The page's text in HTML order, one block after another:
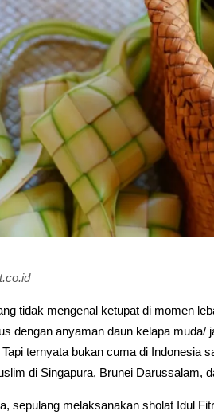
tidak mengenal ketupat di momen
dengan anyaman daun kelapa muda/
Tapi ternyata bukan cuma di Indonesia
di Singapura, Brunei Darussalam,
sepulang melaksanakan sholat Idul